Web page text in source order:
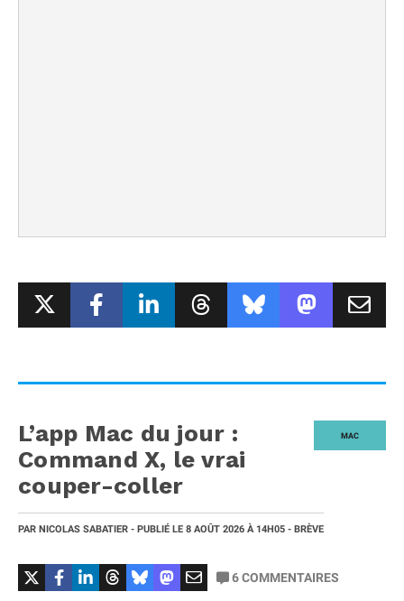
MAC
L’app Mac du jour :
Command X, le vrai
couper-coller
PAR NICOLAS SABATIER - PUBLIÉ LE 8 AOÛT 2026 À 14H05 - BRÈVE
6COMMENTAIRES